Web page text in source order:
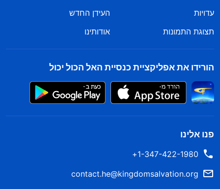
עדויות
העידן החדש
תצוגת התמונות
אודותינו
הורידו את אפליקציית כנסיית האל הכול יכול
פנו אלינו
1-347-422-1980+
contact.he@kingdomsalvation.org